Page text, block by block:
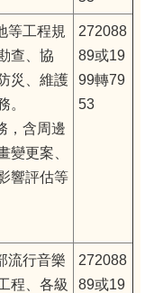
等工程規
查、協
災、維護
。
，含周邊
變更案、
響評估等
272088
89或19
99轉79
53
流行音樂
程、各級
272088
89或19